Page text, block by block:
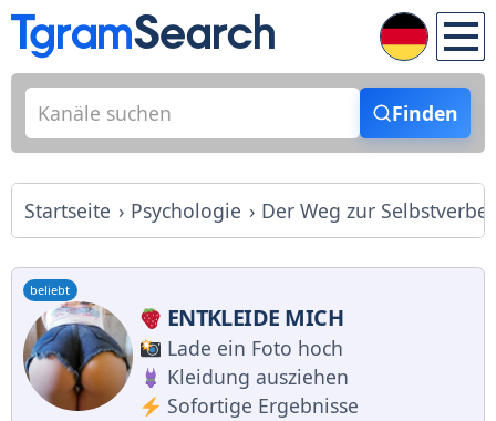
Finden
Startseite Psychologie Der Weg zur
beliebt
ENTKLEIDE MICH
Lade ein Foto hoch
Kleidung ausziehen
Sofortige Ergebnisse